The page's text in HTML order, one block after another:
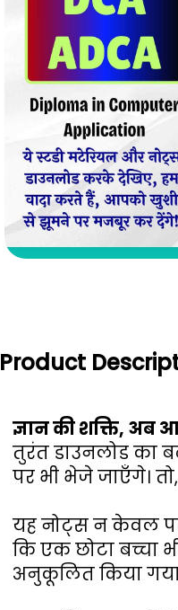
Product
ज्ञान की शक्ति, अब
तुरंत डाउनलोड का
पर भी भेजे जाएँगे।
यह नोट्स न केवल
कि एक छोटा बच्चा
अनुकूलित किया